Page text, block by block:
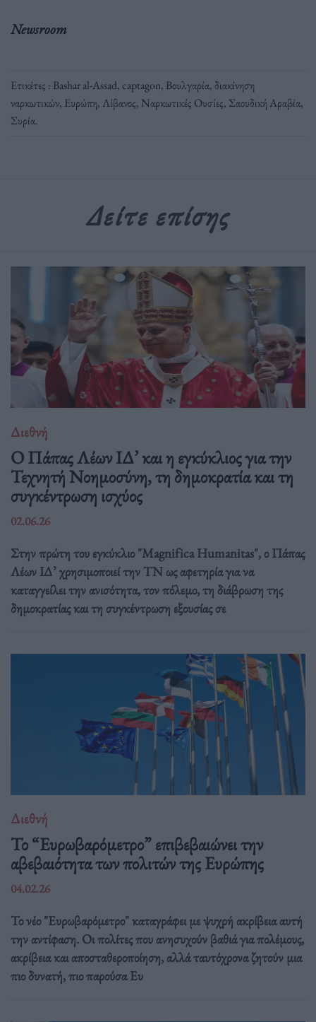
Newsroom
Ετικέτες : Bashar al-Assad,captagon, Βουλγαρία,διακίνηση
ναρκωτικών, Ευρώπη,Λίβανος, Ναρκωτικές Ουσίες, Σαουδική Αραβία,
Συρία.
Δείτε επίσης
Διεθνή
Ο Πάπας Λέων ΙΔ’ και η εγκύκλιος για την
Τεχνητή Νοημοσύνη, τη δημοκρατία και τη
συγκέντρωση ισχύος
02.06.26
Στην πρώτη του εγκύκλιο "Magnifica Humanitas", ο Πάπας
Λέων ΙΔ’ χρησιμοποιεί την ΤΝ ως αφετηρία για να
καταγγείλει την ανισότητα, τον πόλεμο, τη διάβρωση της
δημοκρατίας και τη συγκέντρωση εξουσίας σε
Διεθνή
Το “Ευρωβαρόμετρο” επιβεβαιώνει την
αβεβαιότητα των πολιτών της Ευρώπης
04.02.26
Το νέο "Ευρωβαρόμετρο" καταγράφει με ψυχρή ακρίβεια αυτή
την αντίφαση. Oι πολίτες που ανησυχούν βαθιά για πολέμους,
ακρίβεια και αποσταθεροποίηση, αλλά ταυτόχρονα ζητούν μια
πιο δυνατή, πιο παρούσα Ευ